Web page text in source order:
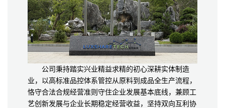
公司秉持踏实兴业精益求精的初心深耕实体制造
业，以高标准品控体系管控从原料到成品全生产流程，
恪守合法合规经营准则守住企业发展基本底线，兼顾工
艺创新发展与企业长期稳定经营收益，坚持双向互利协